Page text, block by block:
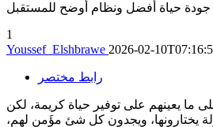
1
Youssef_Elshbrawe 2026-02-
رابط مختصر
ما يعينهم على توفير حياة كريمة، لكن
يختارونها، ويجدون كل شئ مؤَمن لهم،